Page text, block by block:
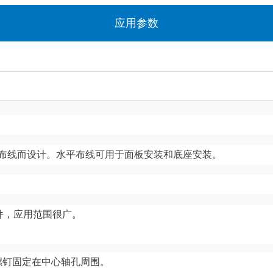
应用参数
线而设计。 水平布线可用于面板安装和底座安装。
应用范围很广。
固定在中心轴孔周围。